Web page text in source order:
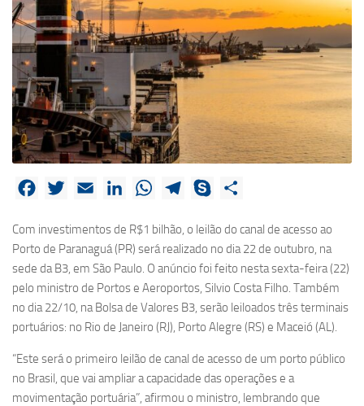
Facebook
Twitter Email LinkedInWhatsAppTelegram
Skype
Com investimentos de R$1 bilhão, o leilão do canal de acesso ao
Porto de Paranaguá (PR) será realizado no dia 22 de outubro, na
sede da B3, em São Paulo. O anúncio foi feito nesta sexta-feira (22)
pelo ministro de Portos e Aeroportos, Silvio Costa Filho. Também
no dia 22/10, na Bolsa de Valores B3, serão leiloados três terminais
portuários: no Rio de Janeiro (RJ), Porto Alegre (RS) e Maceió (AL).
“Este será o primeiro leilão de canal de acesso de um porto público
no Brasil, que vai ampliar a capacidade das operações e a
movimentação portuária”, afirmou o ministro, lembrando que